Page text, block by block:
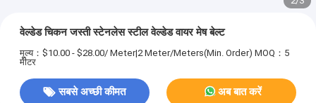
वेल्डेड चिकन जस्ती स्टेनलेस स्टील वेल्डेड वायर मेष बेल्ट
मूल्य：$10.00 - $28.00/ Meter|2 Meter/Meters(Min. Order) MOQ：5
मीटर
सबसे अच्छी कीमत अब बात करें